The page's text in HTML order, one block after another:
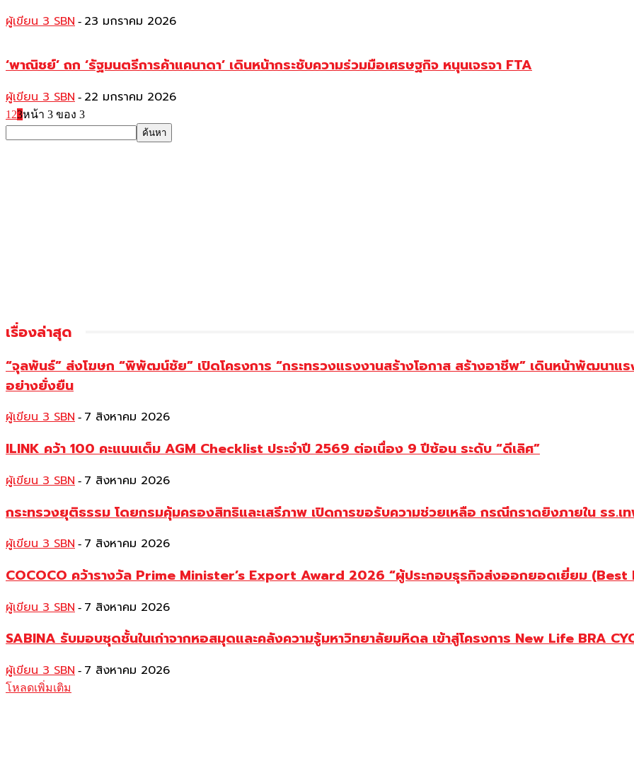
ผู้เขียน 3 SBN - 23 มกราคม 2026
‘พาณิชย์’ ถก ‘รัฐมนตรีการค้าแคนาดา’ เดินหน้ากระชับความร่วมมือเศรษฐกิจ หนุนเจรจา FTA
ผู้เขียน 3 SBN - 22 มกราคม 2026
1 23หน้า 3 ของ 3
เรื่องล่าสุด
“จุลพันธ์” ส่งโฆษก “พิพัฒน์ชัย” เปิดโครงการ “กระทรวงแรงงานสร้างโอกาส สร้างอาชีพ” เดินหน้าพัฒนาแร
อย่างยั่งยืน
ผู้เขียน 3 SBN - 7 สิงหาคม 2026
ILINK คว้า 100 คะแนนเต็ม AGM Checklist ประจำปี 2569 ต่อเนื่อง 9 ปีซ้อน ระดับ “ดีเลิศ”
ผู้เขียน 3 SBN - 7 สิงหาคม 2026
กระทรวงยุติธรรม โดยกรมคุ้มครองสิทธิและเสรีภาพ เปิดการขอรับความช่วยเหลือ กรณีกราดยิงภายใน รร.
ผู้เขียน 3 SBN - 7 สิงหาคม 2026
COCOCO คว้ารางวัล Prime Minister’s Export Award 2026 “ผู้ประกอบธุรกิจส่งออกยอดเยี่ยม
ผู้เขียน 3 SBN - 7 สิงหาคม 2026
SABINA รับมอบชุดชั้นในเก่าจากหอสมุดและคลังความรู้มหาวิทยาลัยมหิดล เข้าสู่โครงการ New Life BRA
ผู้เขียน 3 SBN - 7 สิงหาคม 2026
โหลดเพิ่มเติม